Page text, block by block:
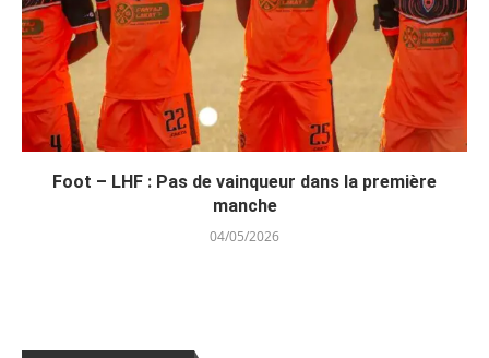
Foot – LHF : Pas de vainqueur dans la première
manche
04/05/2026